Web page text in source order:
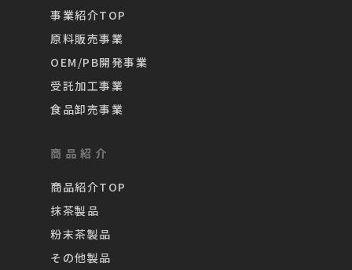
事業紹介TOP
原料販売事業
OEM/PB開発事業
受託加工事業
食品卸売事業
商品紹介
商品紹介TOP
抹茶製品
粉末茶製品
その他製品